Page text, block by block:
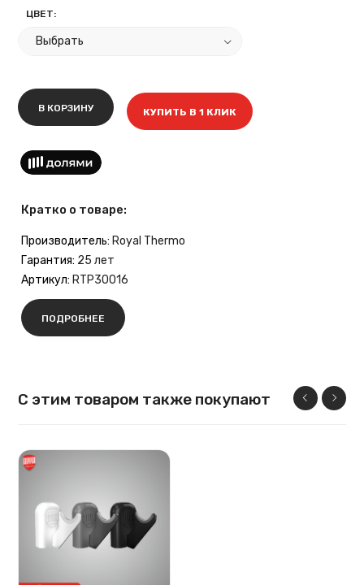
ЦВЕТ:
В КОРЗИНУ КУПИТЬ В 1 КЛИК
Кратко о товаре:
Производитель: Royal Thermo
Гарантия: 25 лет
Артикул: RTP30016
ПОДРОБНЕЕ
С этим товаром также покупают